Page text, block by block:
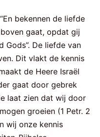
bekennen de liefde
gaat, opdat gij
De liefde van
Dit vlakt de kennis
de Heere Israël
gaat door gebrek
laat zien dat wij door
groeien (1 Petr. 2
wij onze kennis